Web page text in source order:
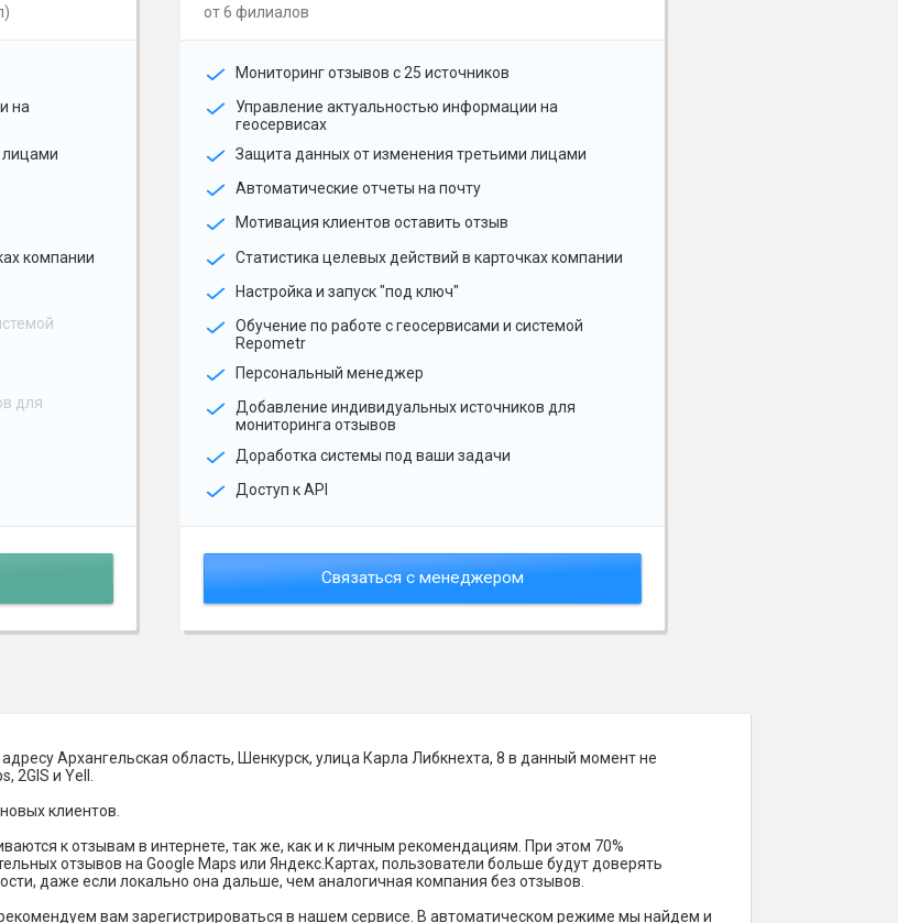
на
лицами
компании
для
от 6 филиалов
Мониторинг отзывов с 25 источников
Управление актуальностью информации на
геосервисах
Защита данных от изменения третьими лицами
Автоматические отчеты на почту
Мотивация клиентов оставить отзыв
Статистика целевых действий в карточках компании
Настройка и запуск "под ключ"
Обучение по работе с геосервисами и системой
Repometr
Персональный менеджер
Добавление индивидуальных источников для
мониторинга отзывов
Доработка системы под ваши задачи
Доступ к API
Связаться с менеджером
Архангельская область, Шенкурск, улица Карла Либкнехта, 8 в данный момент не
2GIS и Yell.
клиентов.
к отзывам в интернете, так же, как и к личным рекомендациям. При этом 70%
отзывов на Google Maps или Яндекс.Картах, пользователи больше будут доверять
даже если локально она дальше, чем аналогичная компания без отзывов.
вам зарегистрироваться в нашем сервисе. В автоматическом режиме мы найдем и